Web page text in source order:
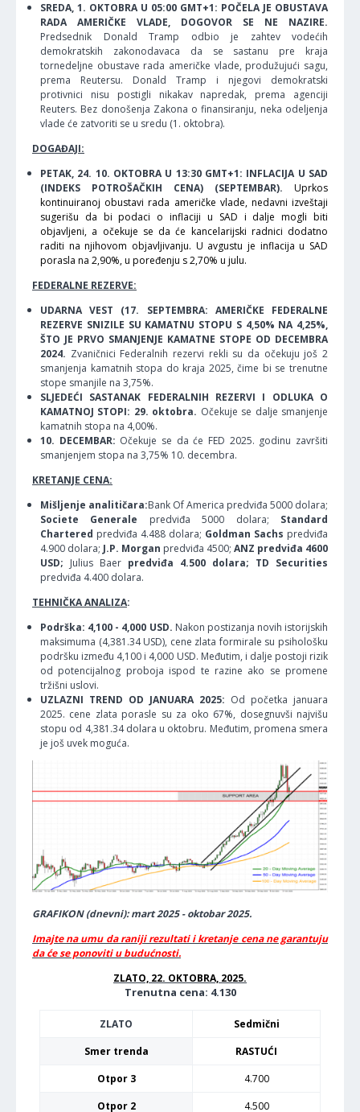
SREDA, 1. OKTOBRA U 05:00 GMT+1: POČELA JE OBUSTAVA
RADA AMERIČKE VLADE, DOGOVOR SE NE NAZIRE.
Predsednik Donald Tramp odbio je zahtev vodećih
demokratskih zakonodavaca da se sastanu pre kraja
tornedeljne obustave rada američke vlade, produžujući sagu,
prema Reutersu. Donald Tramp i njegovi demokratski
protivnici nisu postigli nikakav napredak, prema agenciji
Reuters. Bez donošenja Zakona o finansiranju, neka odeljenja
vlade će zatvoriti se u sredu (1. oktobra).
DOGAĐAJI:
PETAK, 24. 10. OKTOBRA U 13:30 GMT+1: INFLACIJA U SAD
(INDEKS POTROŠAČKIH CENA) (SEPTEMBAR). Uprkos
kontinuiranoj obustavi rada američke vlade, nedavni izveštaji
sugerišu da bi podaci o inflaciji u SAD i dalje mogli biti
objavljeni, a očekuje se da će kancelarijski radnici dodatno
raditi na njihovom objavljivanju. U avgustu je inflacija u SAD
porasla na 2,90%, u poređenju s 2,70% u julu.
FEDERALNE REZERVE:
UDARNA VEST (17. SEPTEMBRA: AMERIČKE FEDERALNE
REZERVE SNIZILE SU KAMATNU STOPU S 4,50% NA 4,25%,
ŠTO JE PRVO SMANJENJE KAMATNE STOPE OD DECEMBRA
2024. Zvaničnici Federalnih rezervi rekli su da očekuju još 2
smanjenja kamatnih stopa do kraja 2025, čime bi se trenutne
stope smanjile na 3,75%.
SLJEDEĆI SASTANAK FEDERALNIH REZERVI I ODLUKA O
KAMATNOJ STOPI: 29. oktobra. Očekuje se dalje smanjenje
kamatnih stopa na 4,00%.
10. DECEMBAR: Očekuje se da će FED 2025. godinu završiti
smanjenjem stopa na 3,75% 10. decembra.
KRETANJE CENA:
Mišljenje analitičara:Bank Of America predviđa 5000 dolara;
Societe Generale predviđa 5000 dolara; Standard
Chartered predviđa 4.488 dolara; Goldman Sachs predviđa
4.900 dolara; J.P. Morgan predviđa 4500; ANZ predviđa 4600
USD; Julius Baer predviđa 4.500 dolara; TD Securities
predviđa 4.400 dolara.
TEHNIČKA ANALIZA:
Podrška: 4,100 - 4,000 USD. Nakon postizanja novih istorijskih
maksimuma (4,381.34 USD), cene zlata formirale su psihološku
podršku između 4,100 i 4,000 USD. Međutim, i dalje postoji rizik
od potencijalnog proboja ispod te razine ako se promene
tržišni uslovi.
UZLAZNI TREND OD JANUARA 2025: Od početka januara
2025. cene zlata porasle su za oko 67%, dosegnuvši najvišu
stopu od 4,381.34 dolara u oktobru. Međutim, promena smera
je još uvek moguća.
GRAFIKON (dnevni): mart 2025 - oktobar 2025.
Imajte na umu da raniji rezultati i kretanje cena ne garantuju
da će se ponoviti u budućnosti.
ZLATO, 22. OKTOBRA, 2025.
Trenutna cena: 4.130
ZLATO
Sedmični
Smer trenda
RASTUĆI
Otpor 3
4.700
Otpor 2
4.500